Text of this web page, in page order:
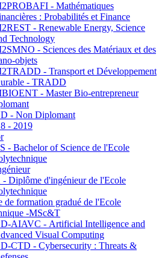
- Mathématiques
: Probabilités et Finance
- Renewable Energy, Science
Technology
- Sciences des Matériaux et des
objets
- Transport et Développement
- TRADD
- Master Bio-entrepreneur
- Non Diplomant
- 2019
- Bachelor of Science de l'Ecole
- Diplôme d'ingénieur de l'Ecole
de formation gradué de l'Ecole
-MSc&T
AIAVC - Artificial Intelligence and
Visual Computing
CTD - Cybersecurity : Threats &